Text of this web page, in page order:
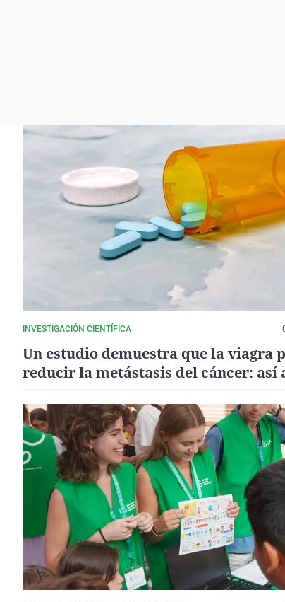
INVESTIGACIÓN CIENTÍFICA
Un estudio demuestra que la viagra
reducir la metástasis del cáncer: así